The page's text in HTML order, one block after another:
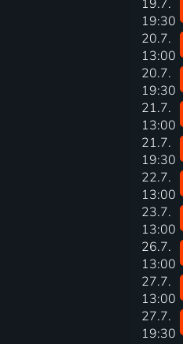
19.7.
19:30
20.7.
13:00
20.7.
19:30
21.7.
13:00
21.7.
19:30
22.7.
13:00
23.7.
13:00
26.7.
13:00
27.7.
13:00
27.7.
19:30